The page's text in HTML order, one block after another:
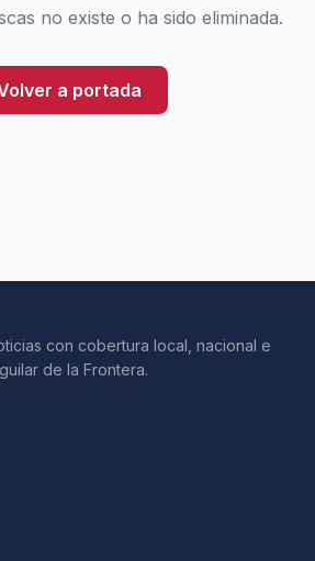
no existe o ha sido eliminada.
a portada
con cobertura local, nacional e
de la Frontera.